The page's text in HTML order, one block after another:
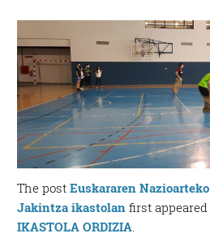
The postEuskararen
Jakintza ikastolan first
IKASTOLA ORDIZIA